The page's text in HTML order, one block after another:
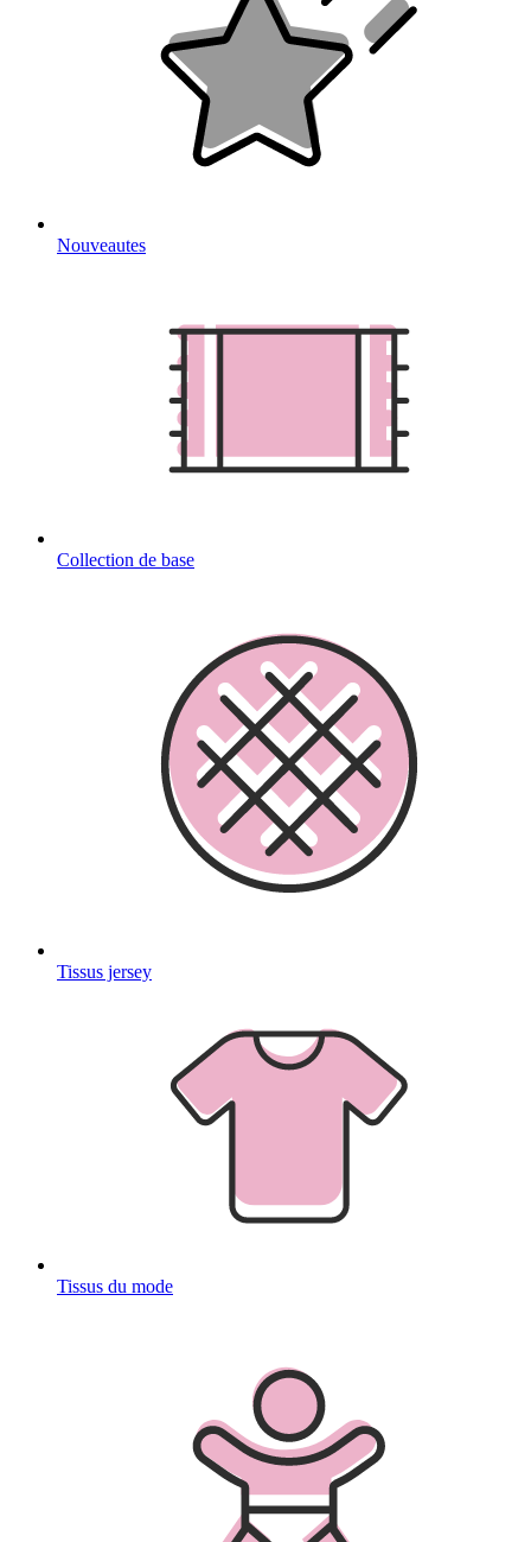
Nouveautes
Collection de base
Tissus jersey
Tissus du mode